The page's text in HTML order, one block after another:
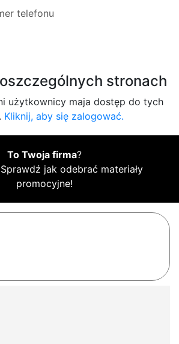
telefonu
stronach
użytkownicy maja dostęp do tych
Kliknij, aby się zalogować.
To Twoja firma?
Sprawdź jak odebrać materiały
promocyjne!